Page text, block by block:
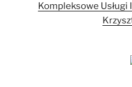
Kompleksowe